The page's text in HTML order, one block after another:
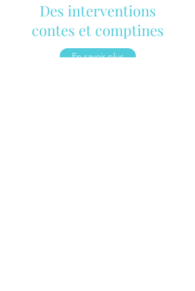
Des interventions
contes et comptines
En savoir plus